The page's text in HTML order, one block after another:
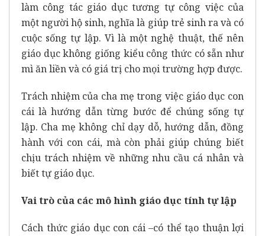
làm công tác giáo dục tương tự công việc của
một người hộ sinh, nghĩa là giúp trẻ sinh ra và có
cuộc sống tự lập. Vì là một nghệ thuật, thế nên
giáo dục không giống kiểu công thức có sẵn như
mì ăn liền và có giá trị cho mọi trường hợp được.
Trách nhiệm của cha mẹ trong việc giáo dục con
cái là hướng dẫn từng bước để chúng sống tự
lập. Cha mẹ không chỉ dạy dỗ, hướng dẫn, đồng
hành với con cái, mà còn phải giúp chúng biết
chịu trách nhiệm về những nhu cầu cá nhân và
biết tự giáo dục.
Vai trò của các mô hình giáo dục tính tự lập
Cách thức giáo dục con cái –có thể tạo thuận lợi